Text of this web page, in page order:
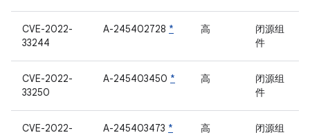
CVE-2022-
33244
A-245402728 * 高
闭源组
件
CVE-2022-
33250
A-245403450 * 高
闭源组
件
CVE-2022-
A-245403473 * 高
闭源组